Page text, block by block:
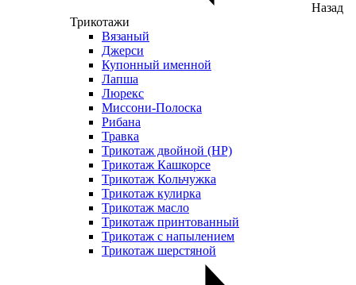
Назад
Трикотажи
Вязаный
Джерси
Купонный именной
Лапша
Люрекс
Миссони-Полоска
Рибана
Травка
Трикотаж двойной (НР)
Трикотаж Кашкорсе
Трикотаж Кольчужка
Трикотаж кулирка
Трикотаж масло
Трикотаж принтованный
Трикотаж с напылением
Трикотаж шерстяной